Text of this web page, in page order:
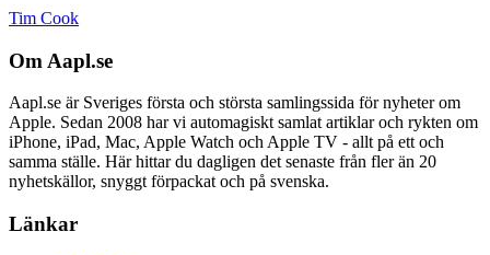
Tim Cook
Om Aapl.se
Aapl.se är Sveriges första och största samlingssida för nyheter om
Apple. Sedan 2008 har vi automagiskt samlat artiklar och rykten om
iPhone, iPad, Mac, Apple Watch och Apple TV - allt på ett och
samma ställe. Här hittar du dagligen det senaste från fler än 20
nyhetskällor, snyggt förpackat och på svenska.
Länkar